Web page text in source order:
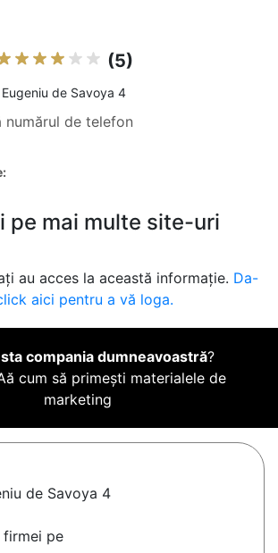
(5)
de Savoya 4
numărul de telefon
pe mai multe site-uri
au acces la această informație. Da-
aici pentru a vă loga.
compania dumneavoastră?
cum să primești materialele de
marketing
de Savoya 4
pe